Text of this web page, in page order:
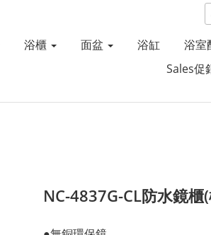
浴櫃 面盆 浴缸 浴室
Sales促
NC-4837G-CL防水鏡櫃